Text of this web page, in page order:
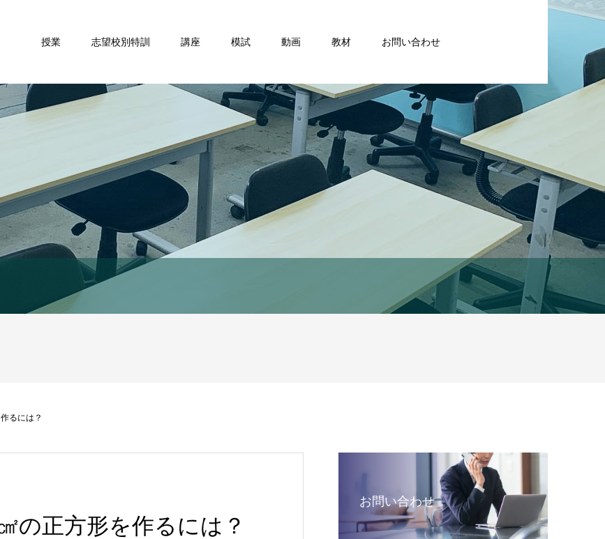
授業 志望校別特訓 講座 模試 動画 教材 お問い合わせ
るには？
の正方形を作るには？
お問い合わせ